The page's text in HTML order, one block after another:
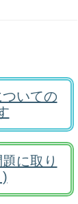
いての
に取り